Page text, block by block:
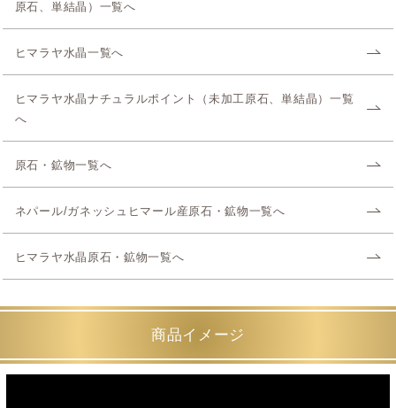
原石、単結晶）一覧へ
ヒマラヤ水晶一覧へ
ヒマラヤ水晶ナチュラルポイント（未加工原石、単結晶）一覧
へ
原石・鉱物一覧へ
ネパール/ガネッシュヒマール産原石・鉱物一覧へ
ヒマラヤ水晶原石・鉱物一覧へ
商品イメージ